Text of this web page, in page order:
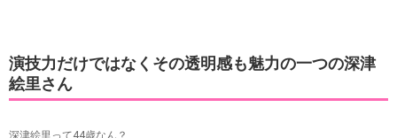
演技力だけではなくその透明感も魅力の一つの深津
絵里さん
深津絵里って44歳なん？